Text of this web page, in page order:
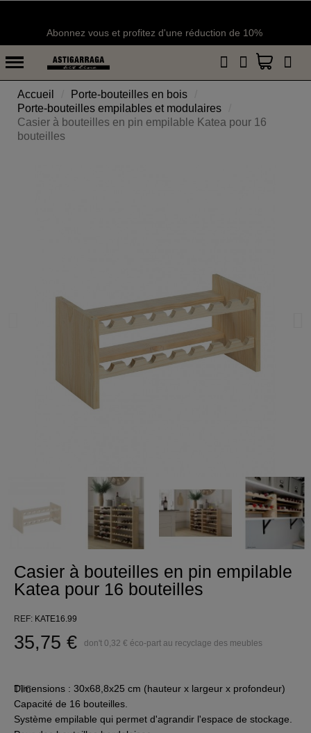
Abonnez vous et profitez d'une réduction de 10%
Accueil
Porte-bouteilles en bois
Porte-bouteilles empilables et modulaires
Casier à bouteilles en pin empilable Katea pour 16
bouteilles
Casier à bouteilles en pin empilable
Katea pour 16 bouteilles
REF KATE16.99
35,75 € don't 0,32 € éco-part au recyclage des meubles
TTC
Dimensions : 30x68,8x25 cm (hauteur x largeur x profondeur)
Capacité de 16 bouteilles.
Système empilable qui permet d'agrandir l'espace de stockage.